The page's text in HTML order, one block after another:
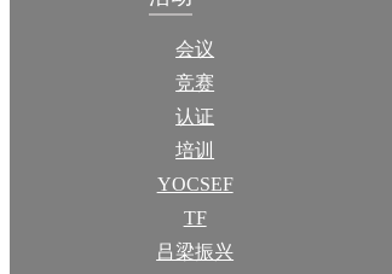
会议
竞赛
认证
培训
YOCSEF
TF
吕梁振兴